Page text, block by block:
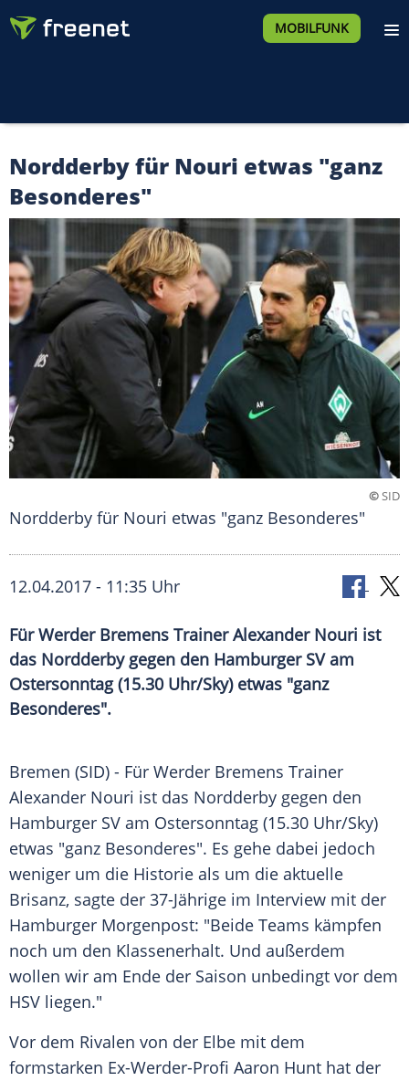
MOBILFUNK
Nordderby für Nouri etwas "ganz
Besonderes"
©SID
Nordderby für Nouri etwas "ganz Besonderes"
12.04.2017 - 11:35 Uhr
Für Werder Bremens Trainer Alexander Nouri ist
das Nordderby gegen den Hamburger SV am
Ostersonntag (15.30 Uhr/Sky) etwas "ganz
Besonderes".
Bremen (SID) - Für Werder Bremens Trainer
Alexander Nouri ist das Nordderby gegen den
Hamburger SV am Ostersonntag (15.30 Uhr/Sky)
etwas "ganz Besonderes". Es gehe dabei jedoch
weniger um die Historie als um die aktuelle
Brisanz, sagte der 37-Jährige im Interview mit der
Hamburger Morgenpost: "Beide Teams kämpfen
noch um den Klassenerhalt. Und außerdem
wollen wir am Ende der Saison unbedingt vor dem
HSV liegen."
Vor dem Rivalen von der Elbe mit dem
formstarken Ex-Werder-Profi Aaron Hunt hat der